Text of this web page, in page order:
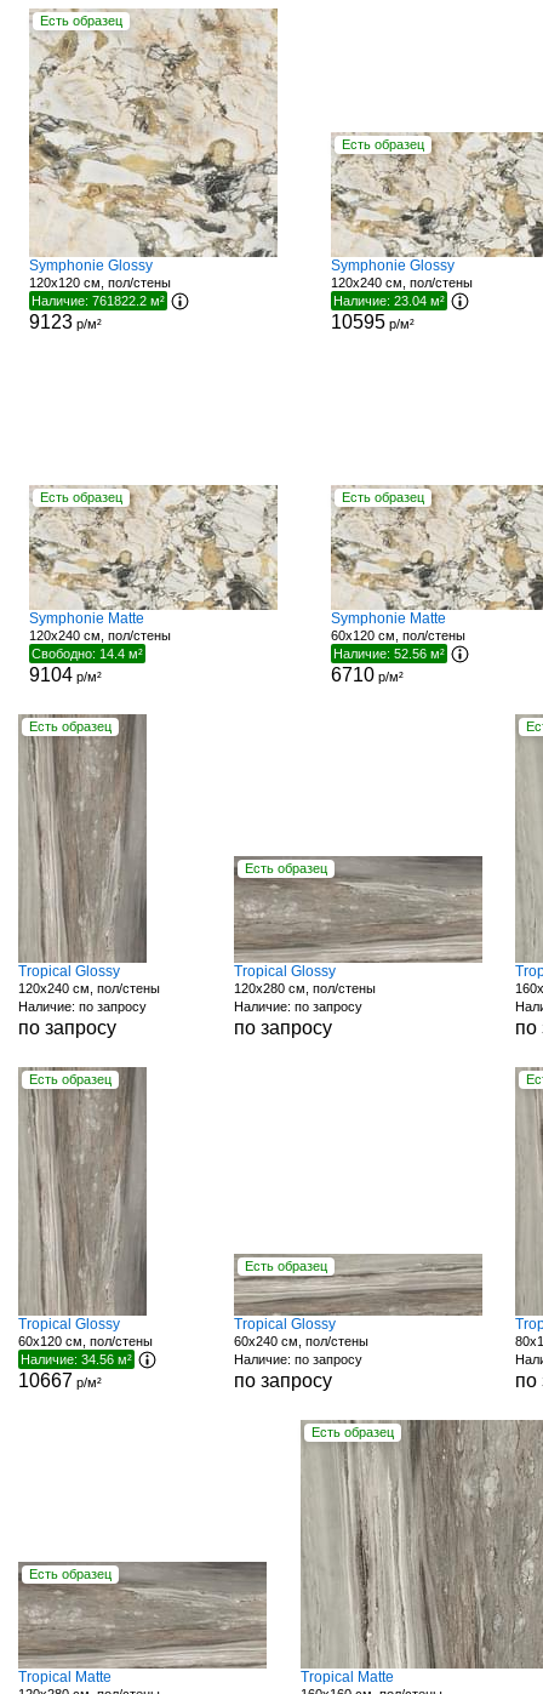
Есть образец
Symphonie Glossy
120x120 см, пол/стены
Наличие: 761822.2 м²
9123р/м²
Есть образец
Symphonie Glossy
120x240 см, пол/стены
Наличие: 23.04 м²
10595р/м²
Есть образец
Symphonie Matte
120x240 см, пол/стены
Свободно: 14.4 м²
9104р/м²
Есть образец
Symphonie Matte
60x120 см, пол/стены
Наличие: 52.56 м²
6710р/м²
Есть образец
Tropical Glossy
120x240 см, пол/стены
Наличие: по запросу
по запросу
Есть образец
Tropical Glossy
120x280 см, пол/стены
Наличие: по запросу
по запросу по
Есть образец
Tropical Glossy
60x120 см, пол/стены
Наличие: 34.56 м²
10667 р/м²
Есть образец
Tropical Glossy
60x240 см, пол/стены
Наличие: по запросу
по запросу по
Есть образец
Tropical Matte
Есть образец
Tropical Matte